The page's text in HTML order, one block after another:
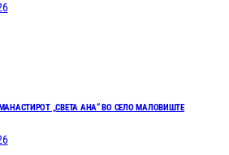
„СВЕТА АНА“ ВО СЕЛО МАЛОВИШТЕ